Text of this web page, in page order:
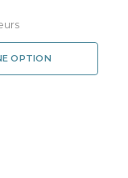
OPTION